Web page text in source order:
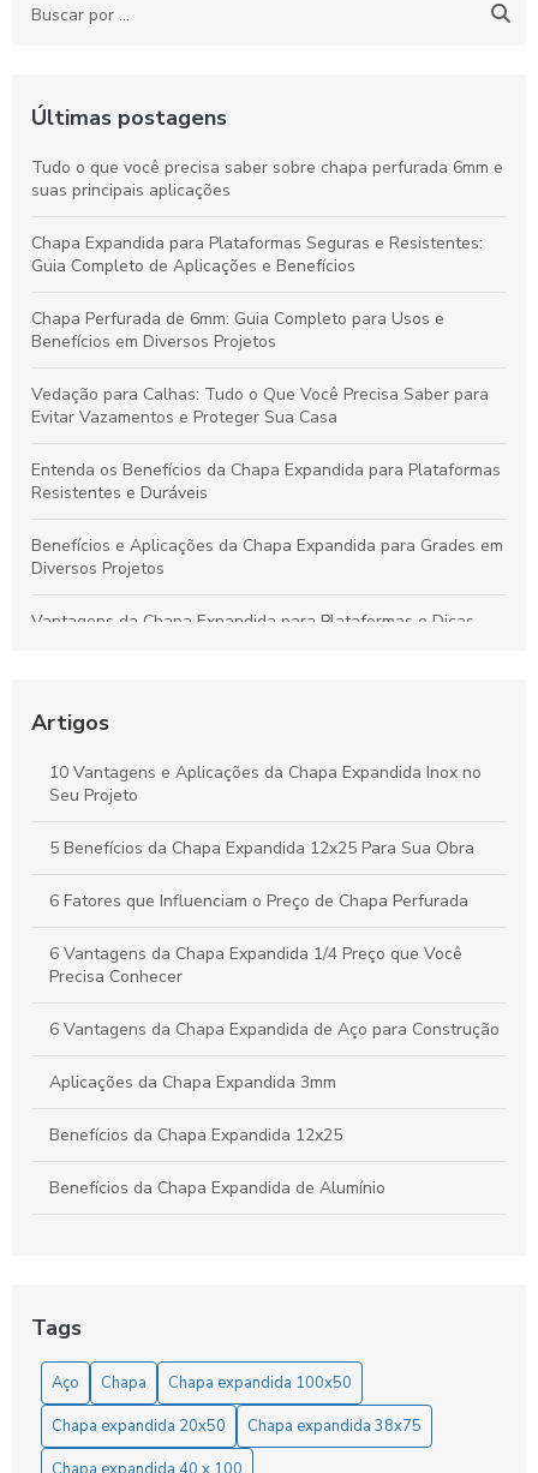
Últimas postagens
Tudo o que você precisa saber sobre chapa perfurada 6mm e
suas principais aplicações
Chapa Expandida para Plataformas Seguras e Resistentes:
Guia Completo de Aplicações e Benefícios
Chapa Perfurada de 6mm: Guia Completo para Usos e
Benefícios em Diversos Projetos
Vedação para Calhas: Tudo o Que Você Precisa Saber para
Evitar Vazamentos e Proteger Sua Casa
Entenda os Benefícios da Chapa Expandida para Plataformas
Resistentes e Duráveis
Benefícios e Aplicações da Chapa Expandida para Grades em
Diversos Projetos
Vantagens da Chapa Expandida para Plataformas e Dicas
Benefícios e Usos Fundamentais
Chapa Expandida: Ideias Criativas e Soluções Eficientes para
Seus Projetos
Vantagens da Chapa Perfurada de 6mm para Aplicações
Industriais e Criativas
Artigos
10 Vantagens e Aplicações da Chapa Expandida Inox no
Seu Projeto
5 Benefícios da Chapa Expandida 12x25 Para Sua Obra
6 Fatores que Influenciam o Preço de Chapa Perfurada
6 Vantagens da Chapa Expandida 1/4 Preço que Você
Precisa Conhecer
6 Vantagens da Chapa Expandida de Aço para Construção
Aplicações da Chapa Expandida 3mm
Benefícios da Chapa Expandida 12x25
Benefícios da Chapa Expandida de Alumínio
Benefícios e Aplicações da Chapa Expandida para Grades
em Diversos Projetos
Chapa de Alumínio Expandida: Benefícios e Aplicações
para Projetos Industriais e Criativos
Tags
Aço Chapa
Chapa expandida 100x50
Chapa expandida 20x50
Chapa expandida 38x75